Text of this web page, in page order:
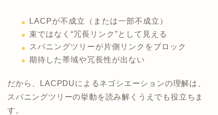
LACPが不成立（または一部不成立）
束ではなく“冗長リンク”として見える
スパニングツリーが片側リンクをブロック
期待した帯域や冗長性が出ない
だから、LACPDUによるネゴシエーションの理解は、
スパニングツリーの挙動を読み解くうえでも役立ちま
す。